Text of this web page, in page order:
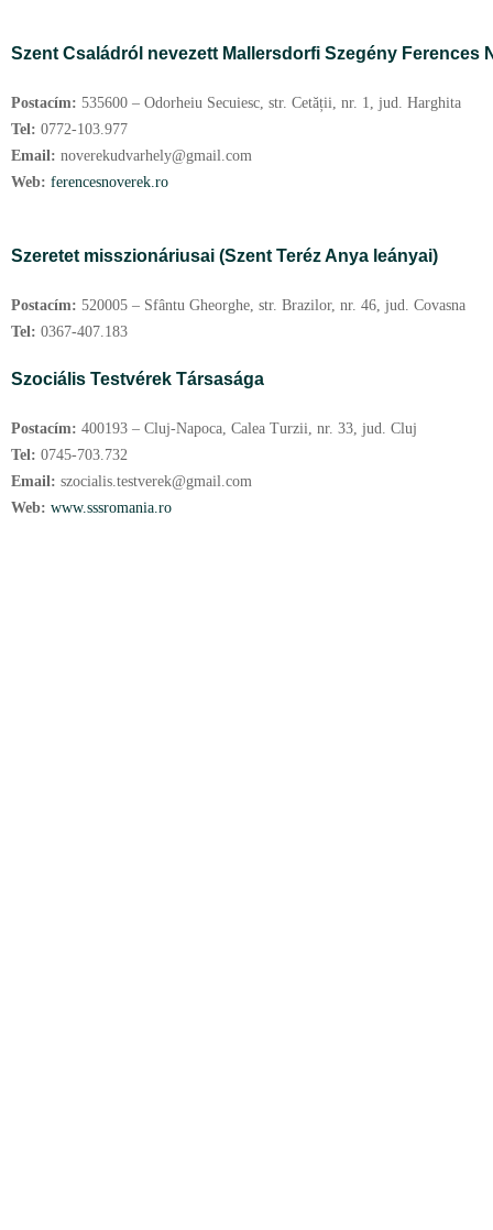
Szent Családról nevezett Mallersdorfi Szegény Ferences
Postacím: 535600 – Odorheiu Secuiesc, str. Cetății, nr. 1, jud. Harghita
Tel: 0772-103.977
Email: noverekudvarhely@gmail.com
Web: ferencesnoverek.ro
Szeretet misszionáriusai (Szent Teréz Anya leányai)
Postacím: 520005 – Sfântu Gheorghe, str. Brazilor, nr. 46, jud. Covasna
Tel: 0367-407.183
Szociális Testvérek Társasága
Postacím: 400193 – Cluj-Napoca, Calea Turzii, nr. 33, jud. Cluj
Tel: 0745-703.732
Email: szocialis.testverek@gmail.com
Web: www.sssromania.ro